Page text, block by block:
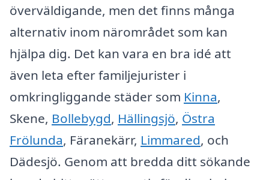
överväldigande, men det finns många
alternativ inom närområdet som kan
hjälpa dig. Det kan vara en bra idé att
även leta efter familjejurister i
omkringliggande städer som Kinna,
Skene, Bollebygd, Hällingsjö, Östra
Frölunda, Färanekärr, Limmared, och
Dädesjö. Genom att bredda ditt sökande